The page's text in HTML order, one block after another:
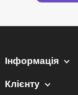
Інформація
Клієнту